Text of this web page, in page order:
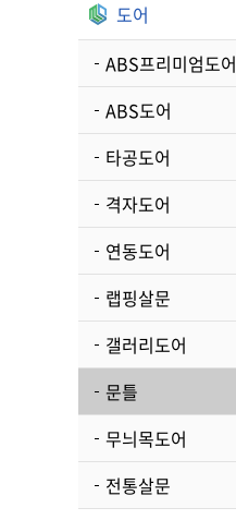
도어
ABS프리미엄도어
ABS도어
타공도어
격자도어
연동도어
랩핑살문
갤러리도어
문틀
무늬목도어
전통살문